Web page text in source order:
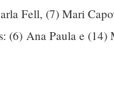
Fell, (7) Mari
(6) Ana Paula e (14)